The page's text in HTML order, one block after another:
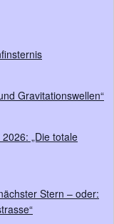
Gravitationswellen“
„Die totale
Stern – oder: